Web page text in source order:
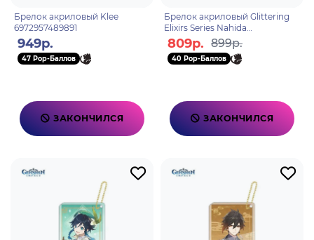
Брелок акриловый Klee
6972957489891
949р.
47 Pop-Баллов
ЗАКОНЧИЛСЯ
Брелок акриловый Glittering
Elixirs Series Nahida
6976068147602
809р. 899р.
40 Pop-Баллов
ЗАКОНЧИЛСЯ